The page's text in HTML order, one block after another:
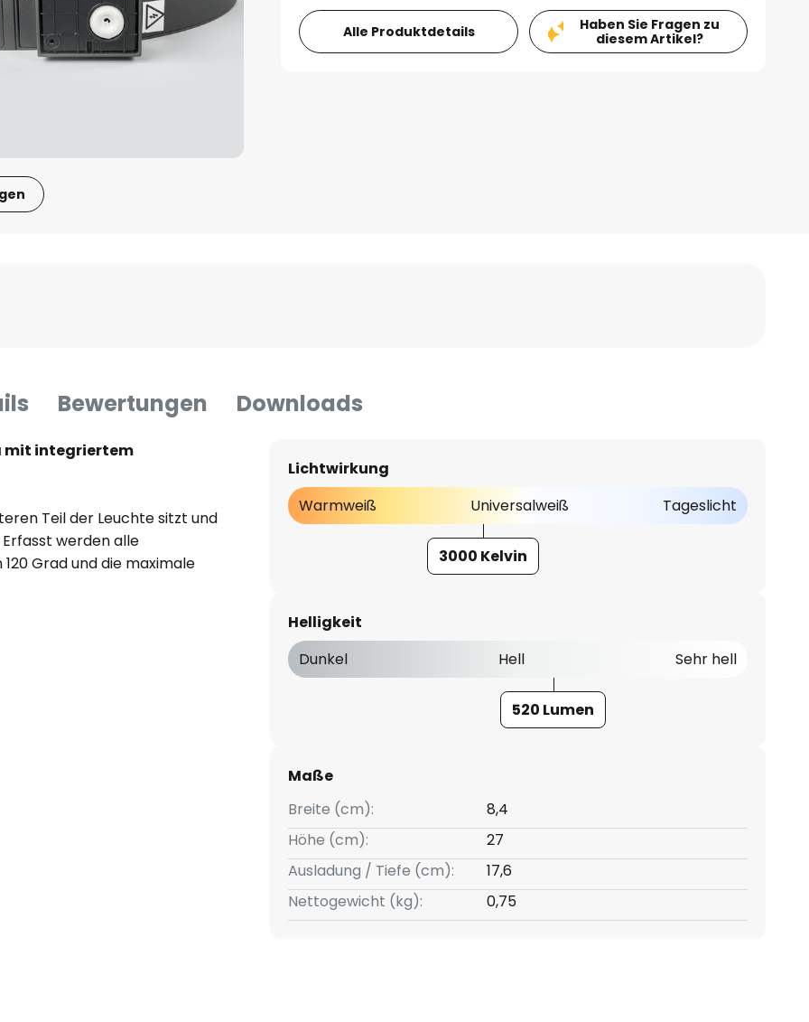
Alle Produktdetails
Haben Sie Fragen zu
diesem Artikel?
Bewertungen Downloads
mit integriertem
Teil der Leuchte sitzt und
werden alle
Grad und die maximale
Die Leuchtdauer kann indes
besitzt eine
des Aluminiumkörpers wurde
aussieht.
Lichtwirkung
Warmweiß
Universalweiß Tageslicht
3000 Kelvin
Helligkeit
Dunkel
Hell Sehr hell
520 Lumen
Maße
Breite (cm):
8,4
Höhe (cm):
27
Ausladung / Tiefe (cm):
17,6
Nettogewicht (kg):
0,75